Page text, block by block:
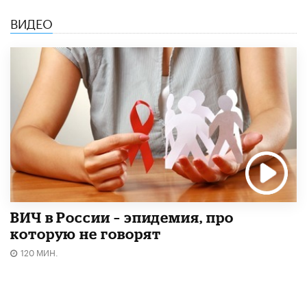
ВИДЕО
ВИЧ в России – эпидемия, про
которую не говорят
120 МИН.